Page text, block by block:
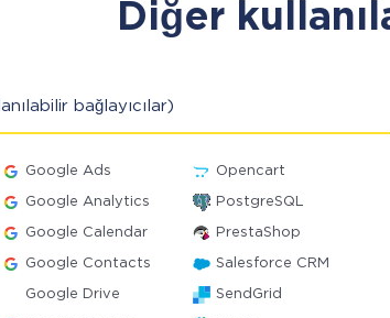
Diğer
bağlayıcılar)
Google Ads Opencart
Google Analytics PostgreSQL
Google Calendar PrestaShop
Google Contacts Salesforce CRM
Google Drive SendGrid